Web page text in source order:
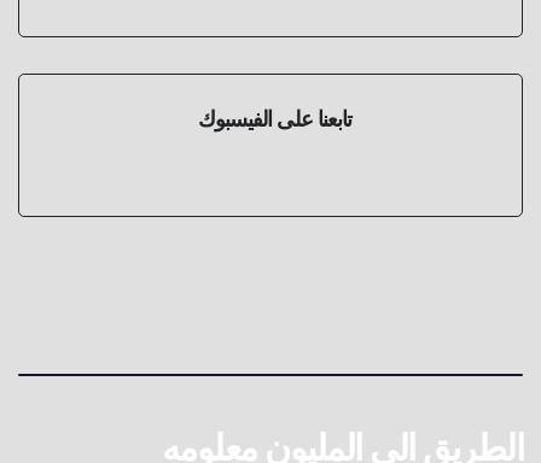
تابعنا على الفيسبوك
الطريق الى المليون معلومه